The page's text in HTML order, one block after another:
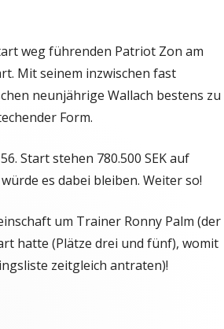
weg führenden Patriot Zon am
Mit seinem inzwischen fast
neunjährige Wallach bestens zu
Form.
Start stehen 780.500 SEK auf
es dabei bleiben. Weiter so!
um Trainer Ronny Palm (der
hatte (Plätze drei und fünf), womit
zeitgleich antraten)!